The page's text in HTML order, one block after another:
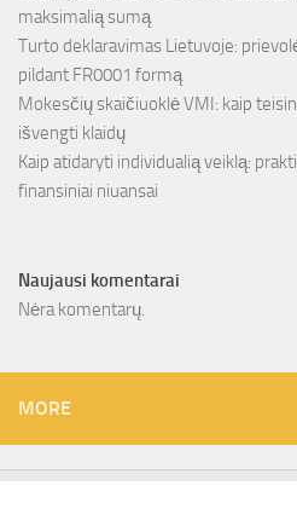
maksimalią sumą
Turto deklaravimas Lietuvoje:
pildant FR0001 formą
Mokesčių skaičiuoklė VMI: kaip
išvengti klaidų
Kaip atidaryti individualią veiklą:
finansiniai niuansai
Naujausi komentarai
Nėra komentarų.
MORE